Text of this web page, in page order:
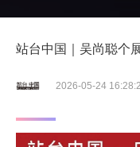
站台中国｜吴尚聪个
2026-05-24